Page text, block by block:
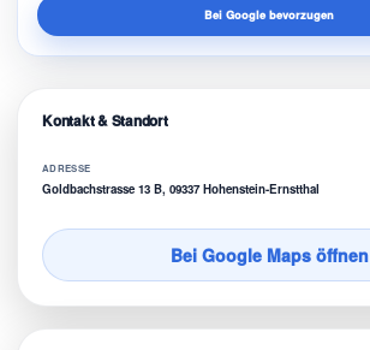
Bei Google bevorzugen
Kontakt & Standort
ADRESSE
Goldbachstrasse 13 B, 09337 Hohenstein-Ernstthal
Bei Google Maps öffnen